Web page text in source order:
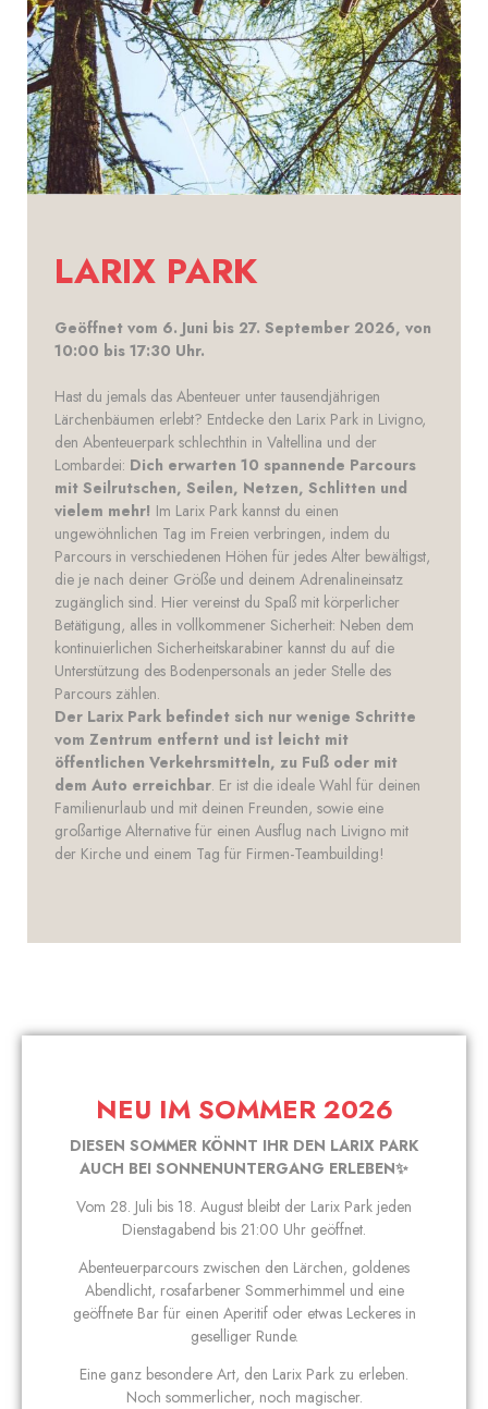
LARIX PARK
Geöffnet vom 6. Juni bis 27. September 2026, von
10:00 bis 17:30 Uhr.
Hast du jemals das Abenteuer unter tausendjährigen
Lärchenbäumen erlebt? Entdecke den Larix Park in Livigno,
den Abenteuerpark schlechthin in Valtellina und der
Lombardei: Dich erwarten 10 spannende Parcours
mit Seilrutschen, Seilen, Netzen, Schlitten und
vielem mehr! Im Larix Park kannst du einen
ungewöhnlichen Tag im Freien verbringen, indem du
Parcours in verschiedenen Höhen für jedes Alter bewältigst,
die je nach deiner Größe und deinem Adrenalineinsatz
zugänglich sind. Hier vereinst du Spaß mit körperlicher
Betätigung, alles in vollkommener Sicherheit: Neben dem
kontinuierlichen Sicherheitskarabiner kannst du auf die
Unterstützung des Bodenpersonals an jeder Stelle des
Parcours zählen.
Der Larix Park befindet sich nur wenige Schritte
vom Zentrum entfernt und ist leicht mit
öffentlichen Verkehrsmitteln, zu Fuß oder mit
dem Auto erreichbar. Er ist die ideale Wahl für deinen
Familienurlaub und mit deinen Freunden, sowie eine
großartige Alternative für einen Ausflug nach Livigno mit
der Kirche und einem Tag für Firmen-Teambuilding!
NEU IM SOMMER 2026
DIESEN SOMMER KÖNNT IHR DEN LARIX PARK
AUCH BEI SONNENUNTERGANG ERLEBEN✨
Vom 28. Juli bis 18. August bleibt der Larix Park jeden
Dienstagabend bis 21:00 Uhr geöffnet.
Abenteuerparcours zwischen den Lärchen, goldenes
Abendlicht, rosafarbener Sommerhimmel und eine
geöffnete Bar für einen Aperitif oder etwas Leckeres in
geselliger Runde.
Eine ganz besondere Art, den Larix Park zu erleben.
Noch sommerlicher, noch magischer.